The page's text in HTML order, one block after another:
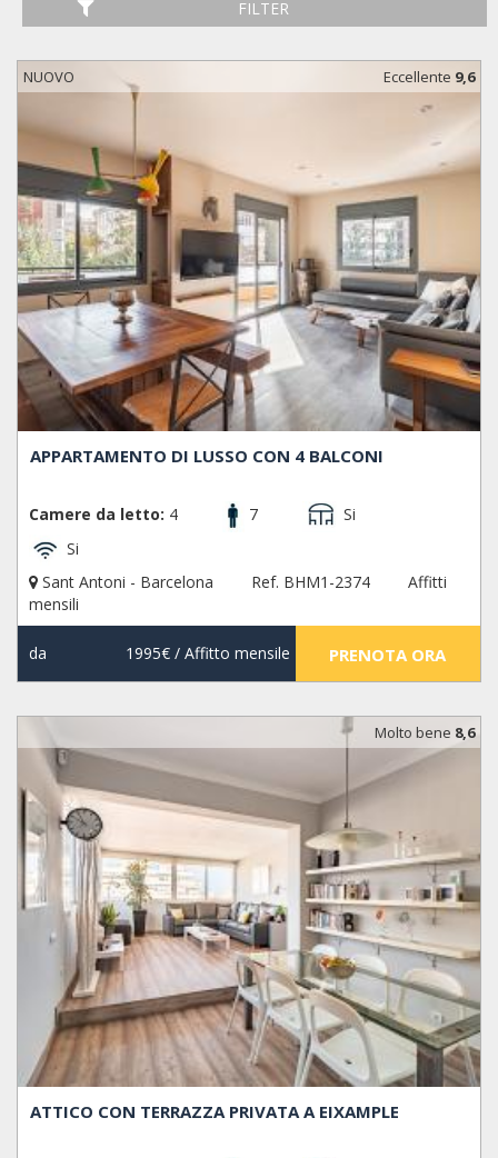
FILTER
NUOVO Eccellente 9,6
APPARTAMENTO DI LUSSO CON 4 BALCONI
Camere da letto: 4 7
Si
Si
Sant Antoni - Barcelona
Ref. BHM1-2374
Affitti
mensili
da 1995€/ Affitto mensile PRENOTA ORA
Molto bene 8,6
ATTICO CON TERRAZZA PRIVATA A EIXAMPLE